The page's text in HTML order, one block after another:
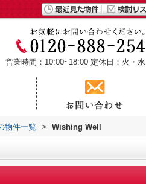
営業時間：10:00~18:00 定休日：火・水
物件一覧 > Wishing Well